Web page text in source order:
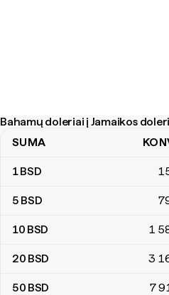
Bahamų doleriai į Jamaikos
Bahamų doleriai į Jamaikos
SUMA
1BSD
5 BSD
10 BSD 1
20 BSD 3
50 BSD 7